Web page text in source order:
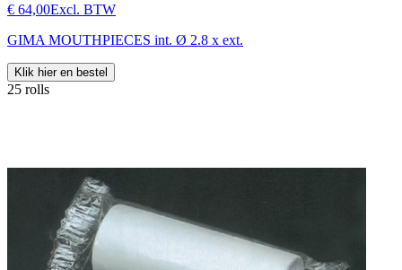
€ 64,00Excl. BTW
GIMA MOUTHPIECES int. Ø 2.8 x ext.
Klik hier en bestel
25 rolls